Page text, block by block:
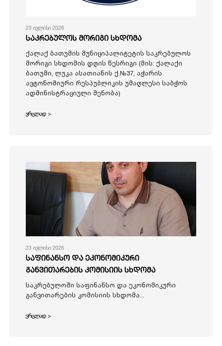
23 ივლისი 2026
საკრებულოს მორიგი სხდომა
ქალაქ ბათუმის მუნიციპალიტეტის საკრებულოს
მორიგი სხდომის დღის წესრიგი (მის: ქალაქი
ბათუმი, ლუკა ასათიანის ქ.№37, აჭარის
ავტონომიური რესპუბლიკის უმაღლესი საბჭოს
ადმინისტრაციული შენობა)
ვრცლად >
23 ივლისი 2026
საფინანსო და ეკონომიკური
განვითარების კომისიის სხდომა
საკრებულოში საფინანსო და ეკონომიკური
განვითარების კომისიის სხდომა...
ვრცლად >